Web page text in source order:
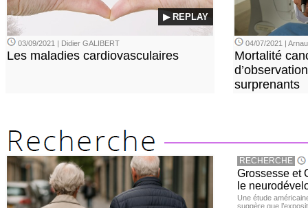
▶ REPLAY
03/09/2021 | Didier GALIBERT
Les maladies cardiovasculaires
04/07/2021 |
Mortalité
surprenants
RECHERCHE
Grossesse et
le
Une étude
suggère que